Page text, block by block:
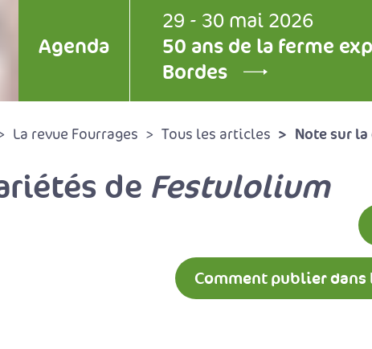
Agenda
29 - 30 mai 2026
50 ans de la ferme
Bordes
La revue Fourrages Tous les articles Note sur
de Festulolium
Comment publier dans